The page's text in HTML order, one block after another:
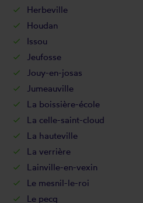
Herbeville
Houdan
Issou
Jeufosse
Jouy-en-josas
Jumeauville
La boissière-école
La celle-saint-cloud
La hauteville
La verrière
Lainville-en-vexin
Le mesnil-le-roi
Le pecq